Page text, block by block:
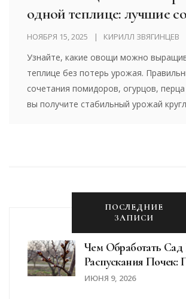
одной теплице: лучшие
для урожая круглый год
НОЯБРЯ 15, 2025 КИРИЛЛ ЗВЯГИНЦЕВ
Узнайте, какие овощи можно
теплице без потерь урожая.
сочетания помидоров, огурцов,
вы получите стабильный урожай
ПОСЛЕДНИЕ
ЗАПИСИ
Чем Обработать
Распускания
Список Препаратов
ИЮНЯ 9, 2026